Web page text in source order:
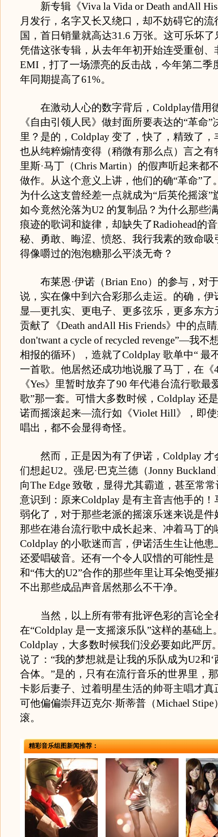
新专辑《Viva la Vida or Death andAll His
月发行，名字又长又绕口，却不妨碍它的
国，首日销量就高达31.6 万张。这可乐坏
凭借这张专辑，从去年年初开始连受重创、
EMI，打了一场漂亮的反击战，今年第二季
年同期提高了61%。
在激动人心的数字背后，Coldplay借用
《自由引领人民》做封面所要表达的“革命”
里？是的，Coldplay 变了，快了，精致了
也从纯粹煽情变得（稍微有那么点）言之有
里斯·马丁（Chris Martin）的假声听起来都
做作。从这个意义上讲，他们的确“革命”了
为什么这支曾经差一点就成为“后英伦摇滚”
如今竟然沦落为U2 的复制品？为什么那些
痕迹的歌词和旋律，却缺失了Radiohead的
秘、勇敢、晦涩、愤怒、我行我素的致命吸
得像嚼过的泡泡糖那么平淡无奇？
布莱恩·伊诺（Brian Eno）的参与，对
说，实在像中到六合彩那么走运。的确，伊
显—更扎实、更电子、更多弦乐，更多东方
贡献了《Death andAll His Friends》中的点
don'twant a cycle of recycled revenge”—我不
相报的循环），造就了Coldplay 歌单中“ 最
一首歌。他居然还成功地说服了马丁，在《
《Yes》里暂时放弃了90 年代港台流行歌最
歌”那一套。可惜大多数时候，Coldplay 还
诺而摇滚起来—流行如《Violet Hill》，即
唱出，都不会显得奇怪。
然而，正是因为有了伊诺，Coldplay 才
们想起U2。强尼·巴克兰德（Jonny
向The Edge 致敬，显得尤其霸道，甚至常
意识到：原来Coldplay 是有主音吉他手的！
弱化了，对于那些老派的摇滚乐迷来说是件
那些在港台流行歌中成长起来、冲着马丁的
Coldplay 的小歌迷而言，伊诺活生生让他患
还爱唱破音。还有一个令人叹惜的可能性是
和“伟大的U2”合作的那些年里让耳朵饱受
不出那些成品声音居然那么不干净。
当然，以上所有带有批评色彩的言论全
在“Coldplay 是一支摇滚乐队”这样的基础上
Coldplay，大多数时候我们没必要如此严厉
说了：“我的梦想就是让我的乐队成为U2和‘
合体。”是的，只有在流行音乐的世界里，
卡影后妻子、过着明星生活的帅哥主唱才真
可他偏偏崇拜迈克尔·斯蒂普（Michael Stipe
滚。
精彩音乐组图新闻推荐：